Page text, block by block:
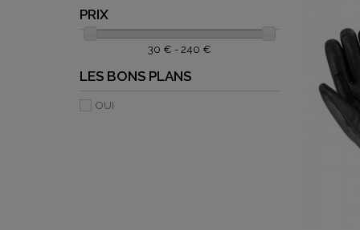
PRIX
30 € - 240 €
LES BONS PLANS
OUI